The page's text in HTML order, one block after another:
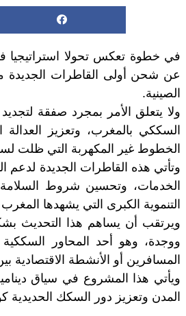
في خطوة تعكس تحولا استراتيجيا
الصينية.
ولا يتعلق الأمر بمجرد صفقة
السككي بالمغرب، وتعزيز
الخطوط غير المكهربة التي ظلت
وتأتي هذه القاطرات الجديدة لدعم
الخدمات، وتحسين شروط السلامة
التنموية الكبرى التي يشهدها
ويرتقب أن يساهم هذا التحديث
ووجدة، وهو أحد المحاور
المسافرين أو الأنشطة الاقتصادية
ويأتي هذا المشروع في سياق
المدن وتعزيز دور السكك